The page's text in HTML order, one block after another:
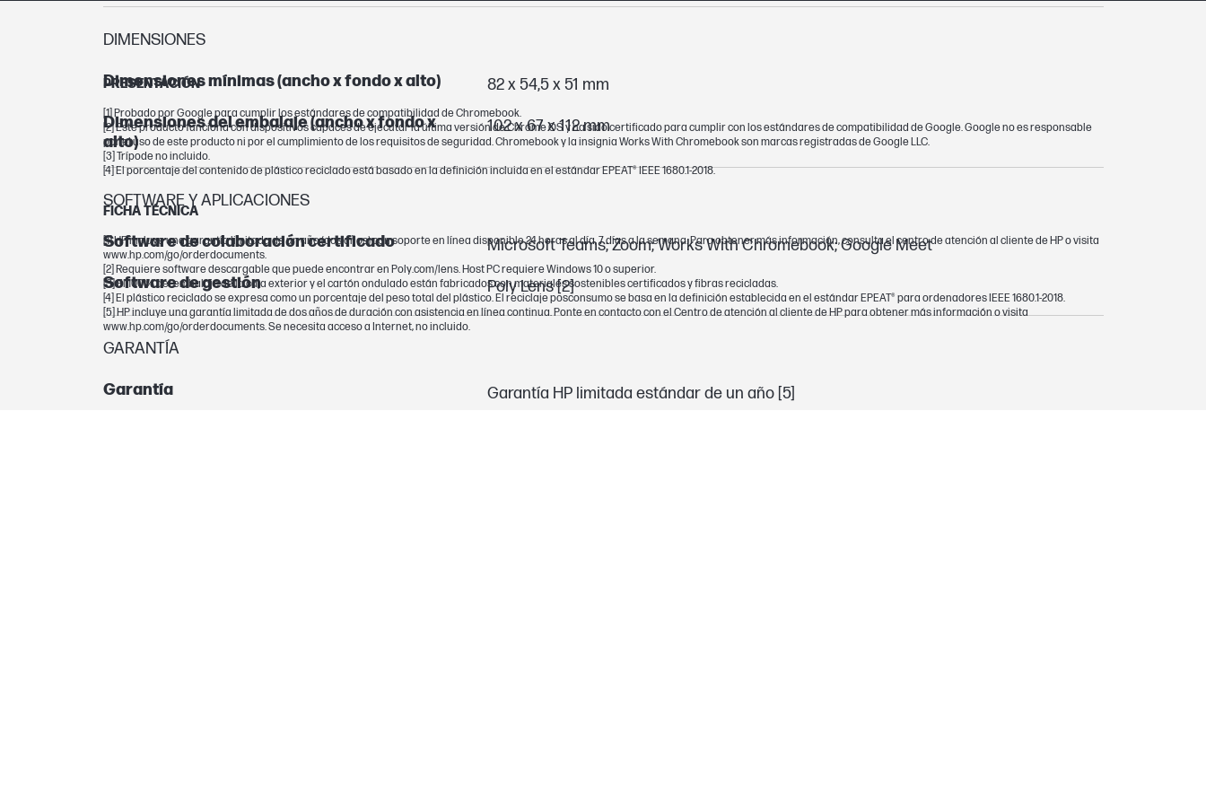
DIMENSIONES
Dimensiones mínimas (ancho x fondo x alto)
82 x 54,5 x 51 mm
Dimensiones del embalaje (ancho x fondo x
alto)
102 x 67 x 112 mm
SOFTWARE Y APLICACIONES
Software de colaboración certificado
Microsoft Teams; Zoom; Works With Chromebook; Google Meet
Software de gestión
Poly Lens [2]
GARANTÍA
Garantía Garantía HP limitada estándar de un año [5]
PRESENTACIÓN
[1] Probado por Google para cumplir los estándares de compatibilidad de Chromebook.
[2] Este producto funciona con dispositivos capaces de ejecutar la última versión de Chrome OS y ha sido certificado para cumplir con los estándares de compatibilidad de Google. Google no es responsable
por el uso de este producto ni por el cumplimiento de los requisitos de seguridad. Chromebook y la insignia Works With Chromebook son marcas registradas de Google LLC.
[3] Trípode no incluido.
[4] El porcentaje del contenido de plástico reciclado está basado en la definición incluida en el estándar EPEAT® IEEE 1680.1-2018.
FICHA TÉCNICA
[1] HP incluye una garantía limitada de un año (dos años) con soporte en línea disponible 24 horas al día, 7 días a la semana. Para obtener más información, consulta el centro de atención al cliente de HP o visita
www.hp.com/go/orderdocuments.
[2] Requiere software descargable que puede encontrar en Poly.com/lens. Host PC requiere Windows 10 o superior.
[3] El 100 % del embalaje de la caja exterior y el cartón ondulado están fabricados con materiales sostenibles certificados y fibras recicladas.
[4] El plástico reciclado se expresa como un porcentaje del peso total del plástico. El reciclaje posconsumo se basa en la definición establecida en el estándar EPEAT® para ordenadores IEEE 1680.1-2018.
[5] HP incluye una garantía limitada de dos años de duración con asistencia en línea continua. Ponte en contacto con el Centro de atención al cliente de HP para obtener más información o visita
www.hp.com/go/orderdocuments. Se necesita acceso a Internet, no incluido.